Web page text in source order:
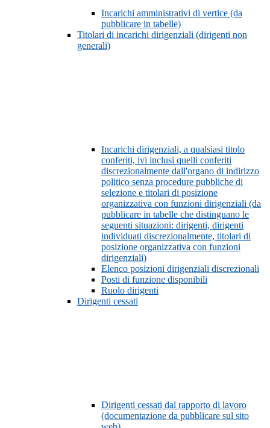
Incarichi amministrativi di vertice (da
pubblicare in tabelle)
Titolari di incarichi dirigenziali (dirigenti non
generali)
Incarichi dirigenziali, a qualsiasi titolo
conferiti, ivi inclusi quelli conferiti
discrezionalmente dall'organo di indirizzo
politico senza procedure pubbliche di
selezione e titolari di posizione
organizzativa con funzioni dirigenziali (da
pubblicare in tabelle che distinguano le
seguenti situazioni: dirigenti, dirigenti
individuati discrezionalmente, titolari di
posizione organizzativa con funzioni
dirigenziali)
Elenco posizioni dirigenziali discrezionali
Posti di funzione disponibili
Ruolo dirigenti
Dirigenti cessati
Dirigenti cessati dal rapporto di lavoro
(documentazione da pubblicare sul sito